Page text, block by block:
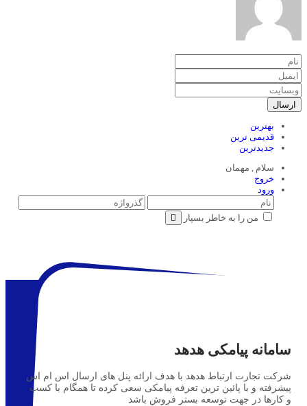
ارسال
بهترین
قدیمی ترین
جدیدترین
سلام , مهمان
خروج
ورود
من را به خاطر بسپار
سامانه پیامکی هدهد
شرکت تجارت ارتباط هدهد با هدف ارائه پنل های ارسال اس ام اس
پیشرفته و با پائین ترین تعرفه پیامکی سعی کرده تا همگام با کسب
و کارها در جهت توسعه بستر فروش باشد